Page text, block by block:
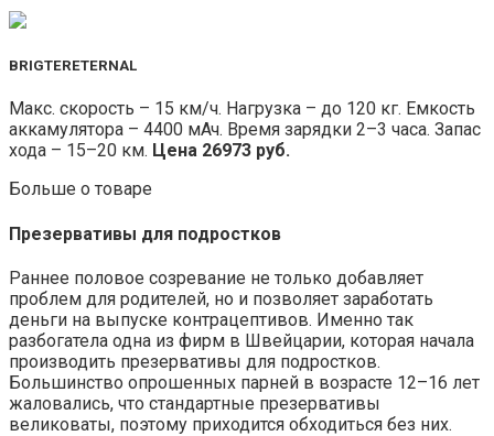
BRIGTERETERNAL
Макс. скорость – 15 км/ч. Нагрузка – до 120 кг. Емкость
аккамулятора – 4400 мАч. Время зарядки 2–3 часа. Запас
хода – 15–20 км. Цена 26973 руб.
Больше о товаре
Презервативы для подростков
Раннее половое созревание не только добавляет
проблем для родителей, но и позволяет заработать
деньги на выпуске контрацептивов. Именно так
разбогатела одна из фирм в Швейцарии, которая начала
производить презервативы для подростков.
Большинство опрошенных парней в возрасте 12–16 лет
жаловались, что стандартные презервативы
великоваты, поэтому приходится обходиться без них.